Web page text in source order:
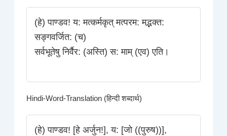
(हे) पाण्डव! य: मत्कर्मकृत्‌ मत्परम: मद्भक्त:
सङ्गवर्जित: (च)
सर्वभूतेषु निर्वैर: (अस्ति) स: माम् (एव) एति।
Hindi-Word-Translation (हिन्दी शब्दार्थ)
(हे) पाण्डव! [हे अर्जुन!], य: [जो ((पुरुष))],